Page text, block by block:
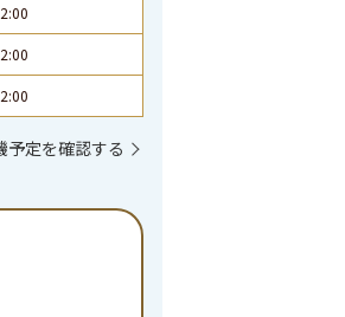
予定を確認する